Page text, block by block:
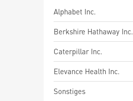
Alphabet Inc.
Berkshire Hathaway Inc.
Caterpillar Inc.
Elevance Health Inc.
Sonstiges